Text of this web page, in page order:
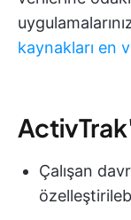
kaynakları en
Çalışan